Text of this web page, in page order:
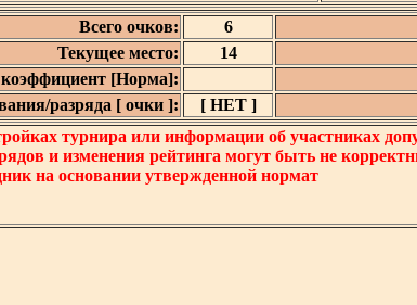
Всего очков:
6
Текущее место:
14
[Норма]:
разряда [ очки ]:
[ НЕТ ]
турнира или информации об участниках
и изменения рейтинга могут быть не
на основании утвержденной нормат